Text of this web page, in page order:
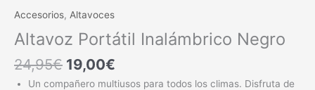
Accesorios, Altavoces
Altavoz Portátil Inalámbrico Negro
24,95€ 19,00€
Un compañero multiusos para todos los climas. Disfruta de